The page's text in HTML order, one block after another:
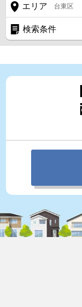
エリア 台東区
検索条件